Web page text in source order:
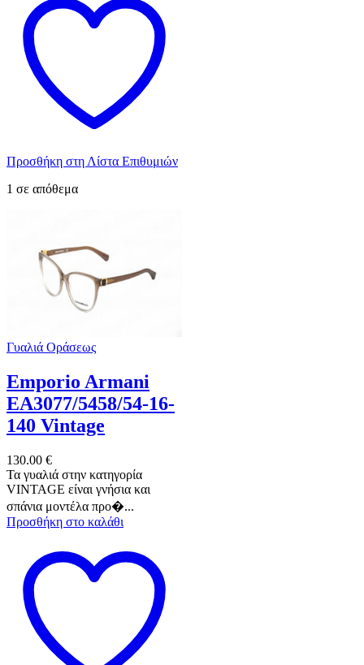
Προσθήκη στη Λίστα Επιθυμιών
1 σε απόθεμα
Γυαλιά Οράσεως
Emporio Armani
EA3077/5458/54-16-
140 Vintage
130.00 €
Τα γυαλιά στην κατηγορία
VINTAGE είναι γνήσια και
σπάνια μοντέλα προ�...
Προσθήκη στο καλάθι